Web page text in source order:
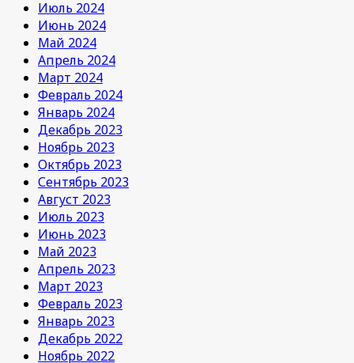
Июль 2024
Июнь 2024
Май 2024
Апрель 2024
Март 2024
Февраль 2024
Январь 2024
Декабрь 2023
Ноябрь 2023
Октябрь 2023
Сентябрь 2023
Август 2023
Июль 2023
Июнь 2023
Май 2023
Апрель 2023
Март 2023
Февраль 2023
Январь 2023
Декабрь 2022
Ноябрь 2022